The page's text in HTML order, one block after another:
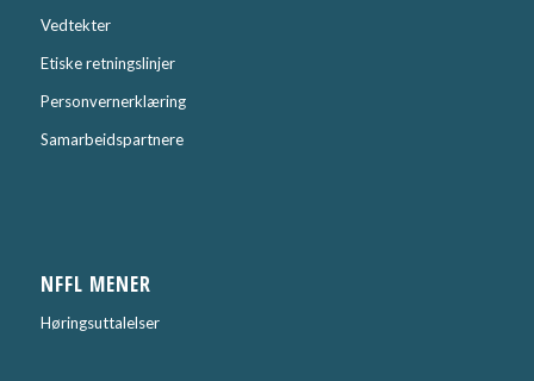
Vedtekter
Etiske retningslinjer
Personvernerklæring
Samarbeidspartnere
NFFL MENER
Høringsuttalelser